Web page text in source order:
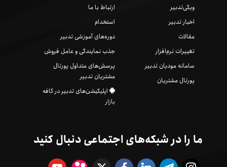
ویکی‌تدبیر
اخبار تدبیر
مقالات
تغییرات نرم‌افزار
سامانه مودیان تدبیر
پورتال مشتریان
ارتباط با ما
استخدام
دوره‌های آموزشی تدبیر
جذب نمایندگی و عامل فروش
پرسش‌های متداول پورتال
مشتریان تدبیر
اپلیکیشن‌های تدبیر در کافه
بازار
ما را در شبکه‌های اجتماعی دنبال کنید